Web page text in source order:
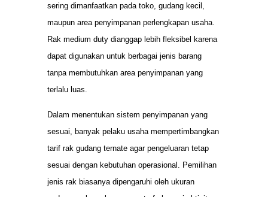
sering dimanfaatkan pada toko, gudang kecil,
maupun area penyimpanan perlengkapan usaha.
Rak medium duty dianggap lebih fleksibel karena
dapat digunakan untuk berbagai jenis barang
tanpa membutuhkan area penyimpanan yang
terlalu luas.
Dalam menentukan sistem penyimpanan yang
sesuai, banyak pelaku usaha mempertimbangkan
tarif rak gudang ternate agar pengeluaran tetap
sesuai dengan kebutuhan operasional. Pemilihan
jenis rak biasanya dipengaruhi oleh ukuran